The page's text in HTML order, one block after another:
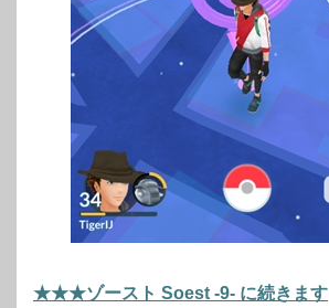
★★★ゾースト Soest -9- に続きます